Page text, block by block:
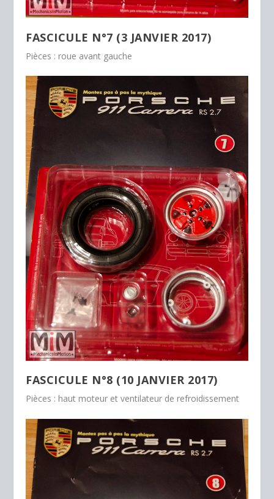
FASCICULE N°7 (3 JANVIER 2017)
Pièces : roue avant gauche
FASCICULE N°8 (10 JANVIER 2017)
Pièces : haut moteur et ventilateur de refroidissement